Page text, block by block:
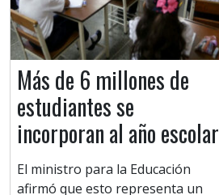
Más de 6 millones de
estudiantes se
incorporan al año escolar
El ministro para la Educación
afirmó que esto representa un